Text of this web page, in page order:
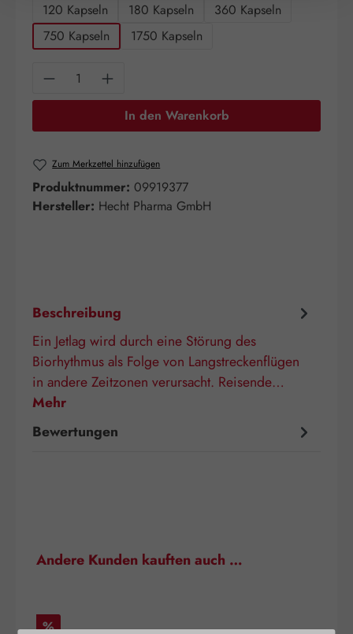
120 Kapseln
180 Kapseln
360 Kapseln
750 Kapseln
1750 Kapseln
Produkt Anzahl: Gib den gewünschten
In den Warenkorb
Zum Merkzettel hinzufügen
Produktnummer: 09919377
Hersteller: Hecht Pharma GmbH
Beschreibung
Ein Jetlag wird durch eine Störung des
Biorhythmus als Folge von Langstreckenflügen
in andere Zeitzonen verursacht. Reisende…
Mehr
Bewertungen
Produktgalerie überspringen
Andere Kunden kauften auch …
Rabatt
%